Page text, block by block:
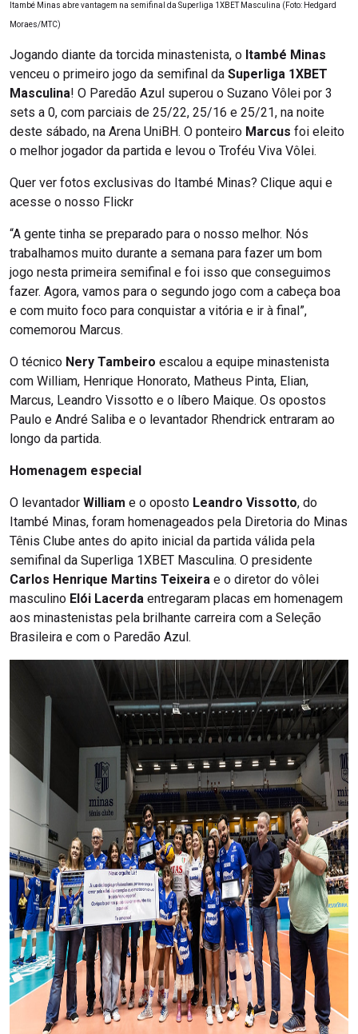
Itambé Minas abre vantagem na semifinal da Superliga 1XBET Masculina (Foto: Hedgard
Moraes/MTC)
Jogando diante da torcida minastenista, o Itambé Minas
venceu o primeiro jogo da semifinal da Superliga 1XBET
Masculina! O Paredão Azul superou o Suzano Vôlei por 3
sets a 0, com parciais de 25/22, 25/16 e 25/21, na noite
deste sábado, na Arena UniBH. O ponteiro Marcus foi eleito
o melhor jogador da partida e levou o Troféu Viva Vôlei.
Quer ver fotos exclusivas do Itambé Minas? Clique aqui e
acesse o nosso Flickr
“A gente tinha se preparado para o nosso melhor. Nós
trabalhamos muito durante a semana para fazer um bom
jogo nesta primeira semifinal e foi isso que conseguimos
fazer. Agora, vamos para o segundo jogo com a cabeça boa
e com muito foco para conquistar a vitória e ir à final”,
comemorou Marcus.
O técnico Nery Tambeiro escalou a equipe minastenista
com William, Henrique Honorato, Matheus Pinta, Elian,
Marcus, Leandro Vissotto e o líbero Maique. Os opostos
Paulo e André Saliba e o levantador Rhendrick entraram ao
longo da partida.
Homenagem especial
O levantador William e o oposto Leandro Vissotto, do
Itambé Minas, foram homenageados pela Diretoria do Minas
Tênis Clube antes do apito inicial da partida válida pela
semifinal da Superliga 1XBET Masculina. O presidente
Carlos Henrique Martins Teixeira e o diretor do vôlei
masculino Elói Lacerda entregaram placas em homenagem
aos minastenistas pela brilhante carreira com a Seleção
Brasileira e com o Paredão Azul.